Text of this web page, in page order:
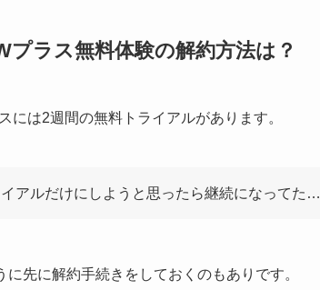
プラス無料体験の解約方法は？
には2週間の無料トライアルがあります。
アルだけにしようと思ったら継続になってた…
先に解約手続きをしておくのもありです。